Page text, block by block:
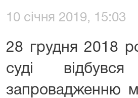
10 січня 2019, 15:03
28 грудня 2018
суді
запровадженню